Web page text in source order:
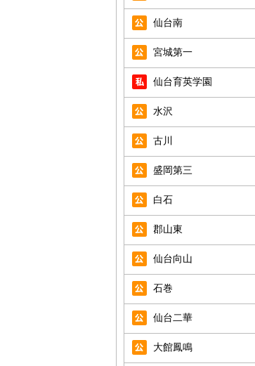
仙台南
宮城第一
仙台育英学園
水沢
古川
盛岡第三
白石
郡山東
仙台向山
石巻
仙台二華
大館鳳鳴